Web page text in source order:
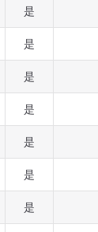
是
是
是
是
是
是
是